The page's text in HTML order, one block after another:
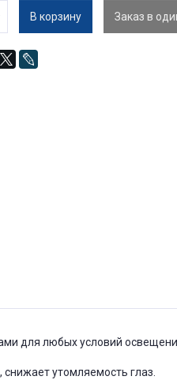
В корзину Заказ в
для любых условий
утомляемость глаз.